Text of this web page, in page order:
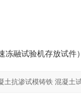
融试验机存放试件）